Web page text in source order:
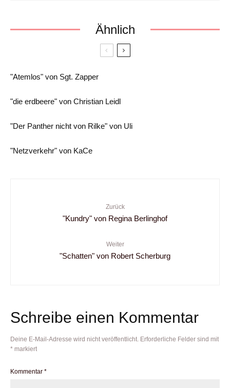
Ähnlich
"Atemlos" von Sgt. Zapper
"die erdbeere" von Christian Leidl
"Der Panther nicht von Rilke" von Uli
"Netzverkehr" von KaCe
Zurück
"Kundry" von Regina Berlinghof
Weiter
"Schatten" von Robert Scherburg
Schreibe einen Kommentar
Deine E-Mail-Adresse wird nicht veröffentlicht. Erforderliche Felder sind mit
* markiert
Kommentar *